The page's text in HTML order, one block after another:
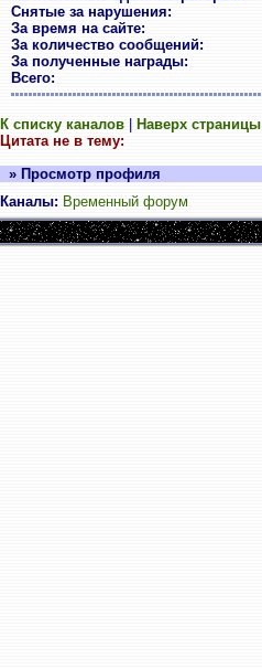
Снятые за нарушения:
За время на сайте:
За количество сообщений:
За полученные награды:
Всего:
К списку каналов
Наверх страницы
Цитата не в тему:
» Просмотр профиля
Каналы: Временный форум